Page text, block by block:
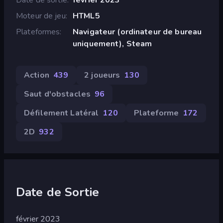
Moteur de jeu
HTML5
Plateformes
Navigateur (ordinateur de bureau
uniquement), Steam
Action 439 2 joueurs 130
Saut d'obstacles 96
Défilement Latéral 120 Plateforme 172
2D 932
Date de Sortie
février 2023